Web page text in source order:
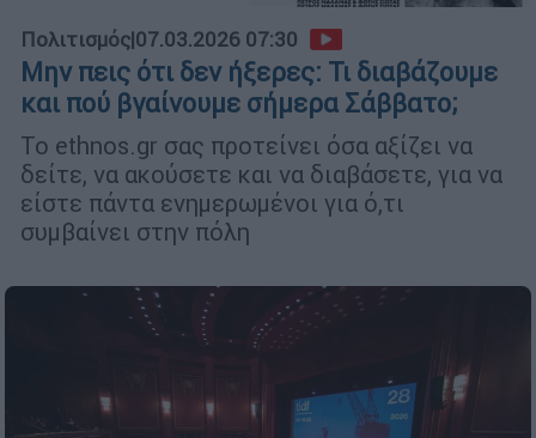
Πολιτισμός|07.03.2026 07:30
Μην πεις ότι δεν ήξερες: Τι διαβάζουμε
και πού βγαίνουμε σήμερα Σάββατο;
Το ethnos.gr σας προτείνει όσα αξίζει να
δείτε, να ακούσετε και να διαβάσετε, για να
είστε πάντα ενημερωμένοι για ό,τι
συμβαίνει στην πόλη